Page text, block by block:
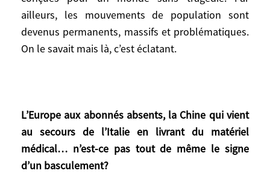
ailleurs, les mouvements de population sont
devenus permanents, massifs et problématiques.
On le savait mais là, c’est éclatant.
L’Europe aux abonnés absents, la Chine qui vient
au secours de l’Italie en livrant du matériel
médical… n’est-ce pas tout de même le signe
d’un basculement?
monde sans tragédie. Par ailleurs, les
mouvements de population sont devenus
permanents, massifs et problématiques.
On le savait mais là, c’est éclatant.
L’Europe aux abonnés absents, la Chine
qui vient au secours de l’Italie en livrant du
matériel médical… n’est-ce pas tout de
même le signe d’un basculement?